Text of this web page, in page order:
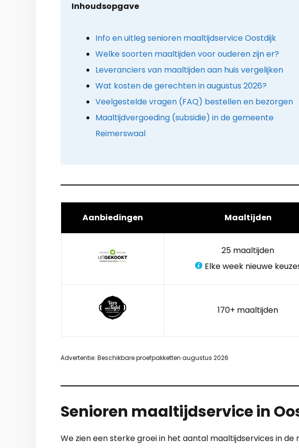
Inhoudsopgave
Info en uitleg senioren maaltijdservice Oostdijk
Welke soorten maaltijden voor ouderen zijn er?
Leveranciers van maaltijden aan huis vergelijken
Wat kosten de gerechten in augustus 2026?
Veelgestelde vragen (FAQ) bestellen en bezorgen
Maaltijdvergoeding (subsidie) in de gemeente
Reimerswaal
Aanbiedingen Maaltijden
25 maaltijden
Elke week nieuwe
170+ maaltijden
Advertentie: Beschikbare proefpakketten augustus 2026
Senioren maaltijdservice in
We zien een sterke groei in het aantal maaltijdservices in